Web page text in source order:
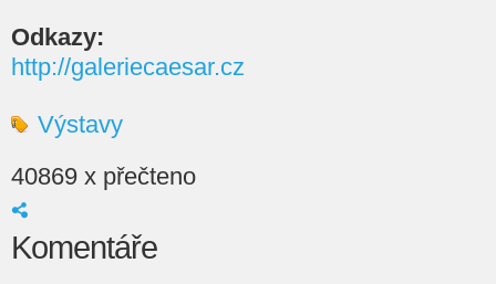
Odkazy:
http://galeriecaesar.cz
Výstavy
40869 x přečteno
Komentáře